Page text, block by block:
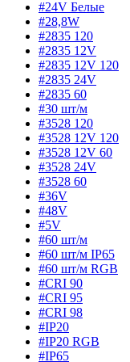
#24V Белые
#28,8W
#2835 120
#2835 12V
#2835 12V 120
#2835 24V
#2835 60
#30 шт/м
#3528 120
#3528 12V 120
#3528 12V 60
#3528 24V
#3528 60
#36V
#48V
#5V
#60 шт/м
#60 шт/м IP65
#60 шт/м RGB
#CRI 90
#CRI 95
#CRI 98
#IP20
#IP20 RGB
#IP65